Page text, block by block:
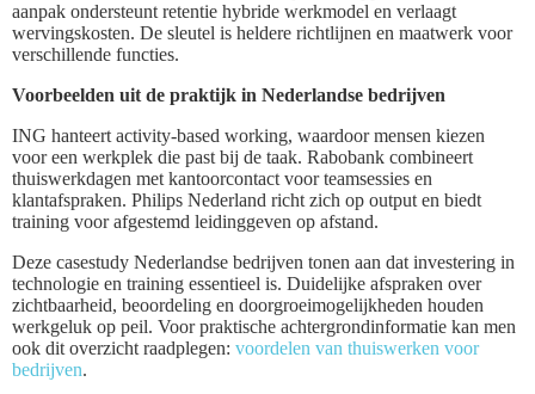
aanpak ondersteunt retentie hybride werkmodel en verlaagt
wervingskosten. De sleutel is heldere richtlijnen en maatwerk voor
verschillende functies.
Voorbeelden uit de praktijk in Nederlandse bedrijven
ING hanteert activity-based working, waardoor mensen kiezen
voor een werkplek die past bij de taak. Rabobank combineert
thuiswerkdagen met kantoorcontact voor teamsessies en
klantafspraken. Philips Nederland richt zich op output en biedt
training voor afgestemd leidinggeven op afstand.
Deze casestudy Nederlandse bedrijven tonen aan dat investering in
technologie en training essentieel is. Duidelijke afspraken over
zichtbaarheid, beoordeling en doorgroeimogelijkheden houden
werkgeluk op peil. Voor praktische achtergrondinformatie kan men
ook dit overzicht raadplegen: voordelen van thuiswerken voor
bedrijven.